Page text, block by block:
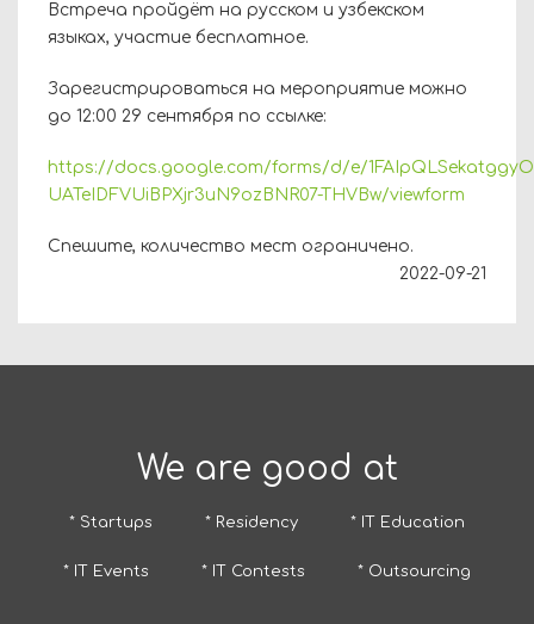
Встреча пройдёт на русском и узбекском
языках, участие бесплатное.
Зарегистрироваться на мероприятие можно
до 12:00 29 сентября по ссылке:
https://docs.google.com/forms/d/e/
UATeIDFVUiBPXjr3uN9ozBNR07-THVBw/viewform
Спешите, количество мест ограничено.
2022-09-21
We are good at
* Startups * Residency * IT Education
* IT Events * IT Contests * Outsourcing